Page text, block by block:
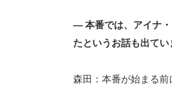
― 本番では、アイナ
たというお話も出てい
森田：本番が始まる